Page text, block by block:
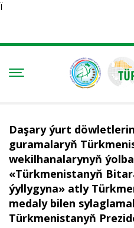
Ï
Daşary ýurt
guramalaryň
wekilhanalarynyň
«Türkmenistanyň
ýyllygyna» atly
medaly bilen
Türkmenistanyň